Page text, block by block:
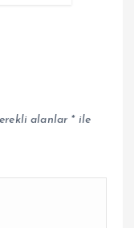
alanlar *ile